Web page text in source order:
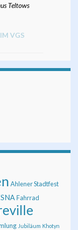
Teltows
VGS
Ahlener Stadtfest
Fahrrad
Jubiläum Khotyn